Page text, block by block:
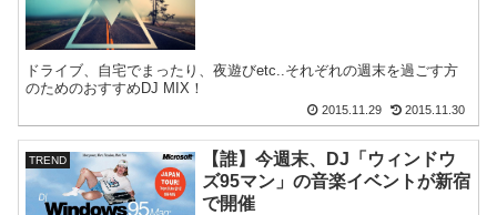
ドライブ、自宅でまったり、夜遊びetc..それぞれの週末を過ごす方
のためのおすすめDJ MIX！
2015.11.29 2015.11.30
TREND
【誰】今週末、DJ「ウィンドウ
ズ95マン」の音楽イベントが新宿
で開催